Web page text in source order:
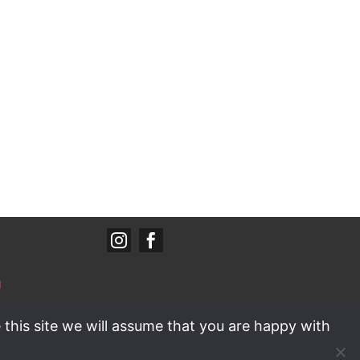
 
site we will assume that you are happy with